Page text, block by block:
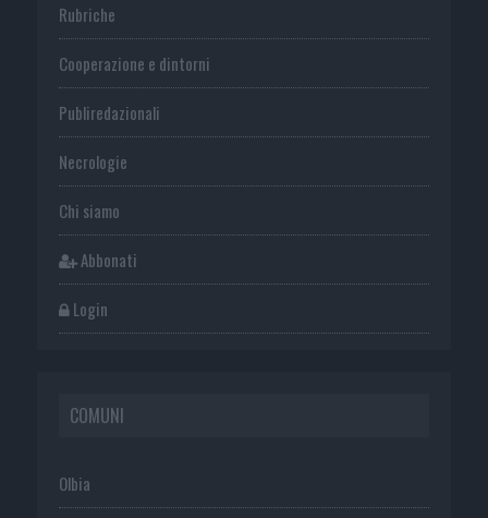
Rubriche
Cooperazione e dintorni
Publiredazionali
Necrologie
Chi siamo
Abbonati
Login
COMUNI
Olbia